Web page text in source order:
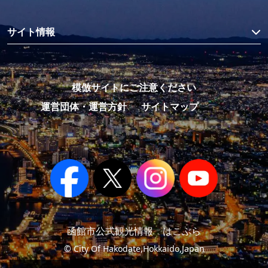
サイト情報
模倣サイトにご注意ください
運営団体・運営方針
サイトマップ
函館市公式観光情報 はこぶら
© City Of Hakodate,Hokkaido,Japan